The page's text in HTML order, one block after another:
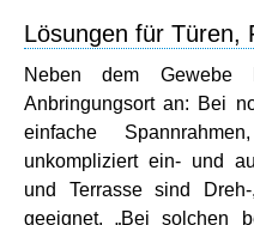
Lösungen für Türen,
Neben dem
Anbringungsort an: Bei
einfache
unkompliziert ein- und
und Terrasse sind
geeignet. „Bei solchen